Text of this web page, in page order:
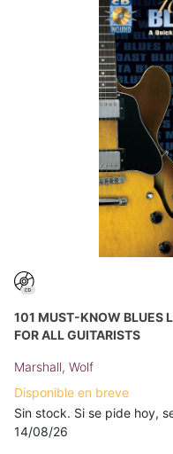
101 MUST-KNOW BLUES
FOR ALL GUITARISTS
Marshall, Wolf
Disponible en breve
Sin stock. Si se pide hoy,
14/08/26